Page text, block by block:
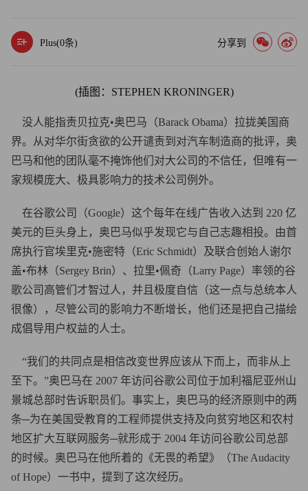
Plus(0条) 分享到
(插图： STEPHEN KRONINGER)
没人能指责贝拉克•奥巴马（Barack Obama）拉拢美国商
界。从对华尔街贪欲的公开谴责到对汽车制造商的批评，奥
巴马和他的团队毫不掩饰他们对大公司的不信任，但唯有一
家规模庞大、极具影响力的技术公司例外。
在谷歌公司（Google）这个每年在线广告收入达到 220 亿
美元的巨头身上，奥巴马似乎发现它与自己志趣相投。由首
席执行官埃里克•施密特（Eric Schmidt）及联合创始人谢尔
盖•布林（Sergey Brin）、拉里•佩奇（Larry Page）率领的谷
歌公司高管们才智过人，并且极度自信（这一点与总统本人
很像），尽管公司的影响力不断增长，他们还是把自己描绘
成倡导用户权益的人士。
“我们的共同点是相信改变世界应该从下而上，而非从上
至下。”奥巴马在 2007 年访问谷歌公司位于加利福尼亚州山
景城总部时告诉职员们。事实上，奥巴马的经济原则中的两
条─为在美国受教育的工程师提供支持及向贫穷地区和农村
地区扩大互联网服务─就形成于 2004 年访问谷歌公司总部
的时候。奥巴马在他所着的《无畏的希望》（The Audacity
of Hope）一书中，提到了这次经历。